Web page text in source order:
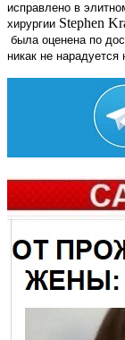
исправлено в
хирургии Stephen
была оценена по
никак не нарадуется